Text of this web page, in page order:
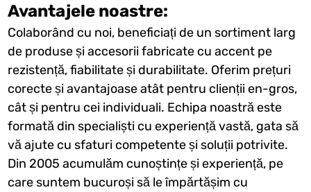
Avantajele noastre:
Colaborând cu noi, beneficiați de un sortiment larg
de produse și accesorii fabricate cu accent pe
rezistență, fiabilitate și durabilitate. Oferim prețuri
corecte și avantajoase atât pentru clienții en-gros,
cât și pentru cei individuali. Echipa noastră este
formată din specialiști cu experiență vastă, gata să
vă ajute cu sfaturi competente și soluții potrivite.
Din 2005 acumulăm cunoștințe și experiență, pe
care suntem bucuroși să le împărtășim cu